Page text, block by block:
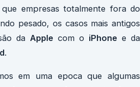
empresas totalmente fora do
pesado, os casos mais antigos
da Apple com o iPhone e da
.
em uma epoca que algumas